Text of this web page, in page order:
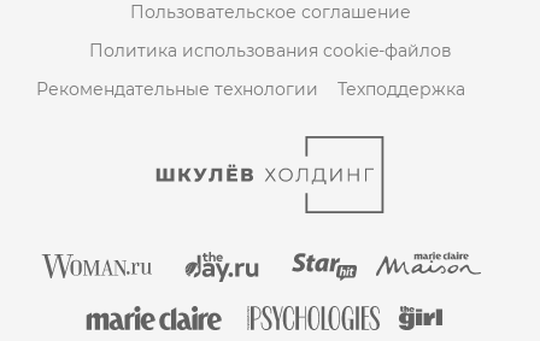
Пользовательское соглашение
Политика использования cookie-файлов
Рекомендательные технологии
Техподдержка